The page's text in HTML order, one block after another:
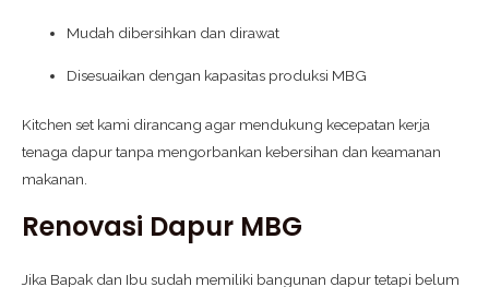
Mudah dibersihkan dan dirawat
Disesuaikan dengan kapasitas produksi MBG
Kitchen set kami dirancang agar mendukung kecepatan kerja
tenaga dapur tanpa mengorbankan kebersihan dan keamanan
makanan.
Renovasi Dapur MBG
Jika Bapak dan Ibu sudah memiliki bangunan dapur tetapi belum